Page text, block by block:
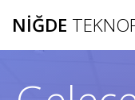
NIĞDE